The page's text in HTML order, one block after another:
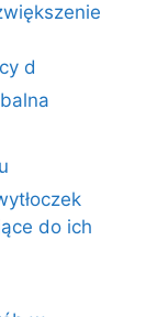
d
do ich